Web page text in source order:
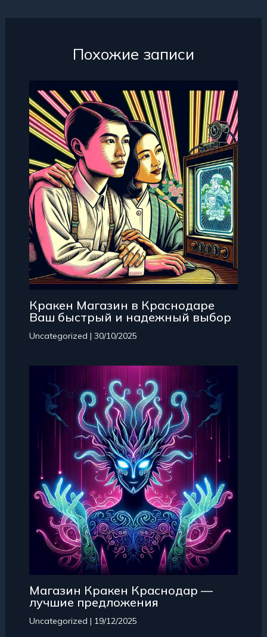
Похожие записи
Кракен Магазин в Краснодаре
Ваш быстрый и надежный выбор
Uncategorized | 30/10/2025
Магазин Кракен Краснодар —
лучшие предложения
Uncategorized | 19/12/2025